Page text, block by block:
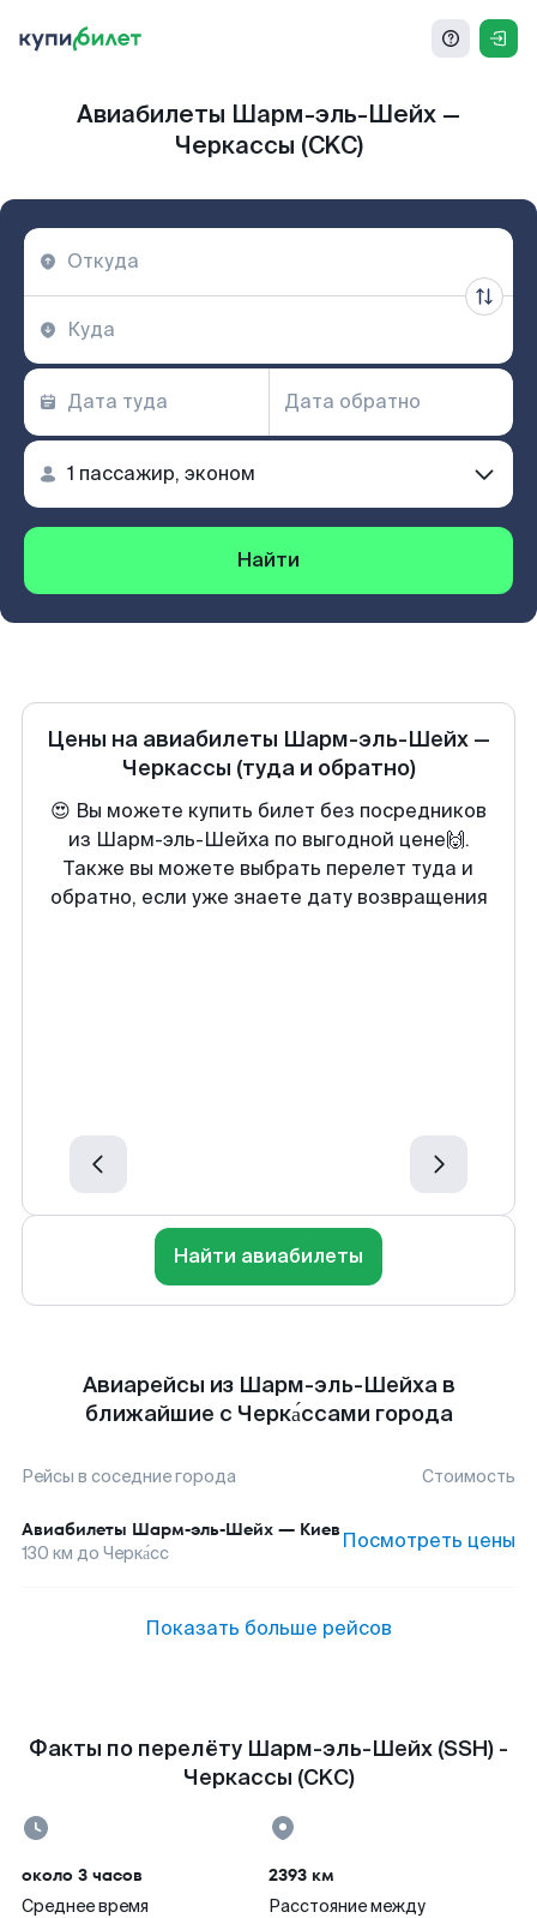
Авиабилеты Шарм-эль-Шейх —
Черкассы (CKC)
Найти
Цены на авиабилеты Шарм-эль-Шейх —
Черкассы (туда и обратно)
😍 Вы можете купить билет без посредников
из Шарм-эль-Шейха по выгодной цене🙌.
Также вы можете выбрать перелет туда и
обратно, если уже знаете дату возвращения
Найти авиабилеты
Авиарейсы из Шарм-эль-Шейха в
ближайшие с Черка́ссами города
Рейсы в соседние города Стоимость
Авиабилеты Шарм-эль-Шейх — Киев
130 км до Черка́сс Посмотреть цены
Показать больше рейсов
Факты по перелёту Шарм-эль-Шейх (SSH) -
Черкассы (CKC)
около 3 часов
Среднее время
2393 км
Расстояние между